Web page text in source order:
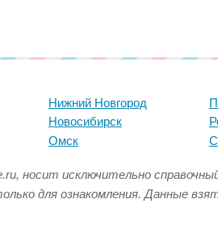
Нижний Новгород
Новосибирск
Омск
носит исключительно
для ознакомления. Данные